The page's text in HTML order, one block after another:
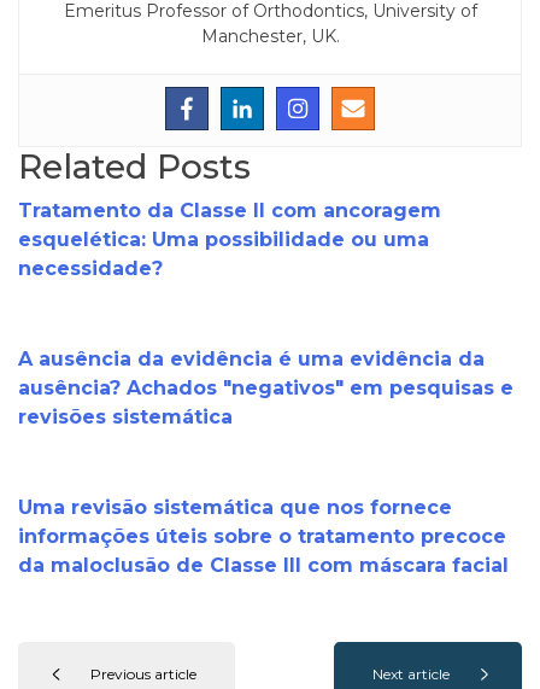
Emeritus Professor of Orthodontics, University of
Manchester, UK.
Related Posts
Tratamento da Classe II com ancoragem
esquelética: Uma possibilidade ou uma
necessidade?
A ausência da evidência é uma evidência da
ausência? Achados "negativos" em pesquisas e
revisões sistemática
Uma revisão sistemática que nos fornece
informações úteis sobre o tratamento precoce
da maloclusão de Classe III com máscara facial
Previous article Next article